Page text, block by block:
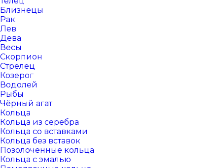
Близнецы
Рак
Лев
Дева
Весы
Скорпион
Стрелец
Козерог
Водолей
Рыбы
Чёрный агат
Кольца
Кольца из серебра
Кольца со вставками
Кольца без вставок
Позолоченные кольца
Кольца с эмалью